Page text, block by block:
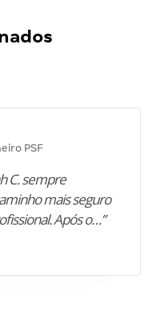
PSF
C. sempre
mais seguro
Após o…”